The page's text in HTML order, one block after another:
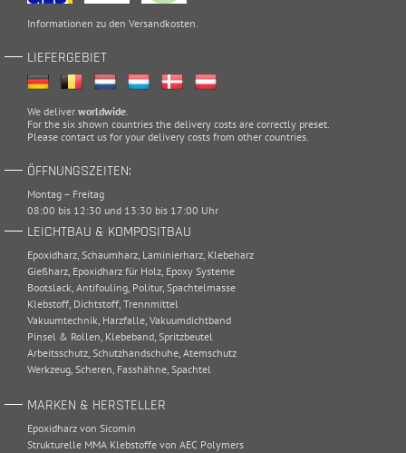
Informationen zu den Versandkosten.
LIEFERGEBIET
We deliver worldwide.
For the six shown countries the delivery costs are correctly preset.
Please contact us for your delivery costs from other countries.
ÖFFNUNGSZEITEN:
Montag – Freitag
08:00 bis 12:30 und 13:30 bis 17:00 Uhr
LEICHTBAU & KOMPOSITBAU
Epoxidharz, Schaumharz, Laminierharz, Klebeharz
Gießharz, Epoxidharz für Holz, Epoxy Systeme
Bootslack, Antifouling, Politur, Spachtelmasse
Klebstoff, Dichtstoff, Trennmittel
Vakuumtechnik, Harzfalle, Vakuumdichtband
Pinsel & Rollen, Klebeband, Spritzbeutel
Arbeitsschutz, Schutzhandschuhe, Atemschutz
Werkzeug, Scheren, Fasshähne, Spachtel
MARKEN & HERSTELLER
Epoxidharz von Sicomin
Strukturelle MMA Klebstoffe von AEC Polymers